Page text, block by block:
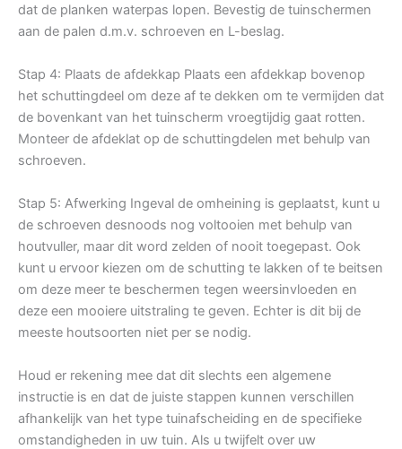
dat de planken waterpas lopen. Bevestig de tuinschermen
aan de palen d.m.v. schroeven en L-beslag.
Stap 4: Plaats de afdekkap Plaats een afdekkap bovenop
het schuttingdeel om deze af te dekken om te vermijden dat
de bovenkant van het tuinscherm vroegtijdig gaat rotten.
Monteer de afdeklat op de schuttingdelen met behulp van
schroeven.
Stap 5: Afwerking Ingeval de omheining is geplaatst, kunt u
de schroeven desnoods nog voltooien met behulp van
houtvuller, maar dit word zelden of nooit toegepast. Ook
kunt u ervoor kiezen om de schutting te lakken of te beitsen
om deze meer te beschermen tegen weersinvloeden en
deze een mooiere uitstraling te geven. Echter is dit bij de
meeste houtsoorten niet per se nodig.
Houd er rekening mee dat dit slechts een algemene
instructie is en dat de juiste stappen kunnen verschillen
afhankelijk van het type tuinafscheiding en de specifieke
omstandigheden in uw tuin. Als u twijfelt over uw